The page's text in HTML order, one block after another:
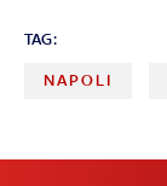
TAG:
NAPOLI